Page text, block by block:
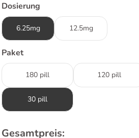
Dosierung
6.25mg 12.5mg
Paket
180 pill 120 pill
30 pill
Gesamtpreis: